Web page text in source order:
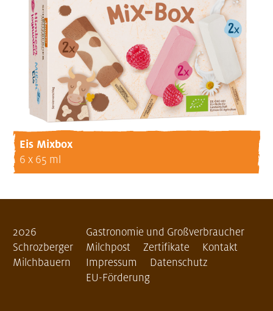
Eis Mixbox
6 x 65 ml
2026
Schrozberger
Milchbauern
Gastronomie und Großverbraucher
Milchpost
Zertifikate
Kontakt
Impressum
Datenschutz
EU-Förderung